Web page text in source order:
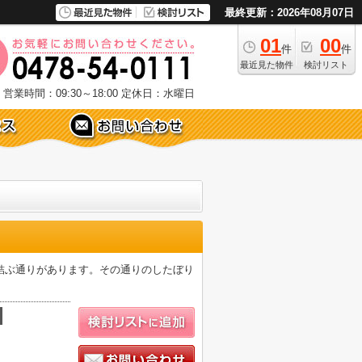
最終更新：2026年08月07日
01件
最近見た物件
00件
検討リスト
営業時間：09:30～18:00 定休日：水曜日
通りがあります。その通りのしたぼり